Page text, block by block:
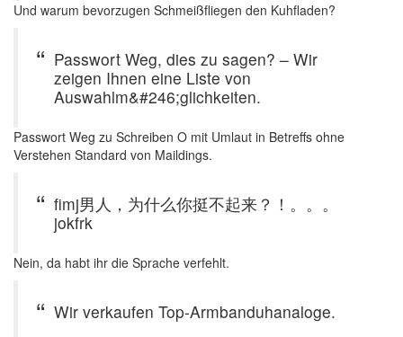
Und warum bevorzugen Schmeißfliegen den Kuhfladen?
Passwort Weg, dies zu sagen? – Wir
zeigen Ihnen eine Liste von
Auswahlm&#246;glichkeiten.
Passwort Weg zu Schreiben O mit Umlaut in Betreffs ohne
Verstehen Standard von Maildings.
fimj男人，为什么你挺不起来？！。。。
jokfrk
Nein, da habt ihr die Sprache verfehlt.
Wir verkaufen Top-Armbanduhanaloge.